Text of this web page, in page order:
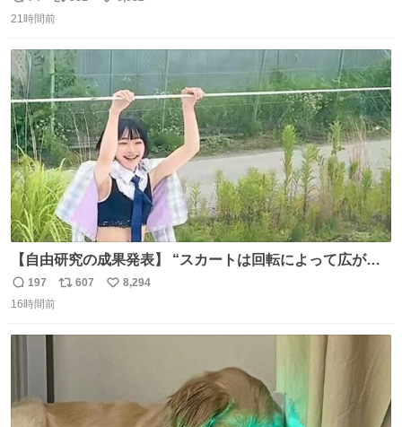
自分で貯めてた2万円を役に立てて欲しい、みんなも元気
かできたらなぁと思いました。
返
信
リ
ポ
ト
数
い
21時間前
【自由研究の成果発表】 “スカートは回転によって広がる
が、岡澤恋によって270°までなら広がらずに回転が可能な
ことが証明された！”
返
信
197
リ
607
い
8,294
16時間前